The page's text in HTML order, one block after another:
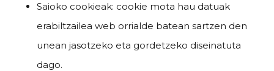
Saioko cookieak: cookie mota hau datuak
erabiltzailea web orrialde batean sartzen den
unean jasotzeko eta gordetzeko diseinatuta
dago.